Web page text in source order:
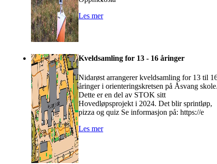
Les mer
Kveldsamling for 13 - 16 åringer
Nidarøst arrangerer kveldsamling for 13 til
åringer i orienteringskretsen på Åsvang
Dette er en del av STOK sitt
Hovedløpsprojekt i 2024. Det blir sprintløp,
pizza og quiz Se informasjon på: https://e
Les mer